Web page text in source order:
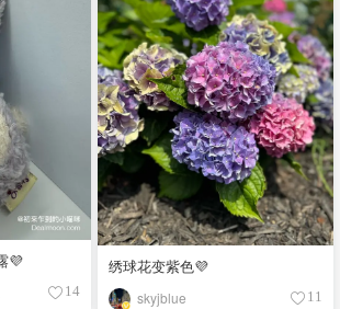
💜
14
绣球花变紫色💜
skyjblue 11